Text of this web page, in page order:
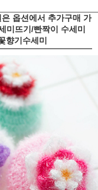
옵션에서 추가구매 가
미뜨기/빤짝이 수세미
향기수세미